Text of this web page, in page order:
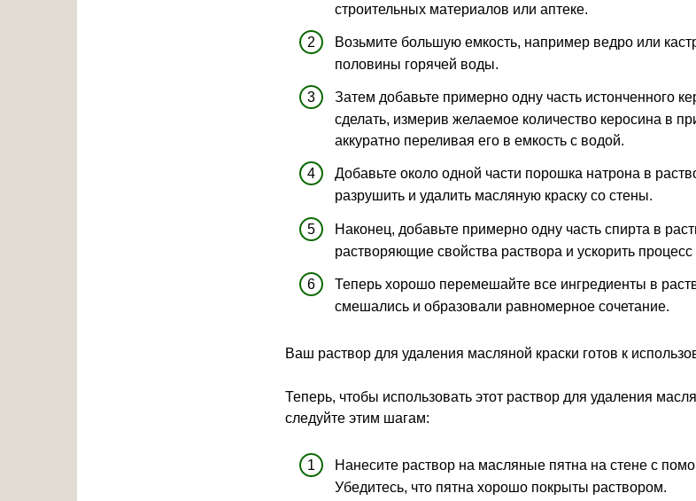
строительных материалов или аптеке.
Возьмите большую емкость, например ведро или
половины горячей воды.
Затем добавьте примерно одну часть истонченного
сделать, измерив желаемое количество керосина в
аккуратно переливая его в емкость с водой.
Добавьте около одной части порошка натрона в
разрушить и удалить масляную краску со стены.
Наконец, добавьте примерно одну часть спирта в
растворяющие свойства раствора и ускорить
Теперь хорошо перемешайте все ингредиенты в
смешались и образовали равномерное сочетание.
Ваш раствор для удаления масляной краски готов к
Теперь, чтобы использовать этот раствор для удаления
следуйте этим шагам:
Нанесите раствор на масляные пятна на стене с
Убедитесь, что пятна хорошо покрыты раствором.